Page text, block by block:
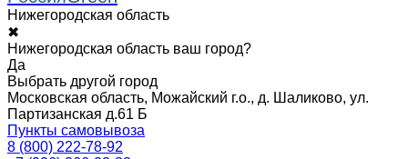
Нижегородская область
✖
Нижегородская область ваш город?
Да
Выбрать другой город
Московская область, Можайский г.о., д. Шаликово, ул.
Партизанская д.61 Б
Пункты самовывоза
8 (800) 222-78-92